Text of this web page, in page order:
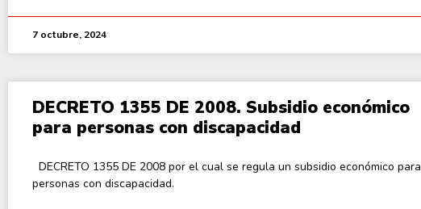
7 octubre, 2024
DECRETO 1355 DE 2008. Subsidio económico
para personas con discapacidad
DECRETO 1355 DE 2008 por el cual se regula un subsidio económico para
personas con discapacidad.